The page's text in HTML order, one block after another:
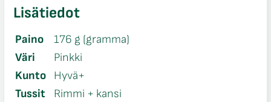
Lisätiedot
Paino
176 g (gramma)
Väri
Pinkki
Kunto
Hyvä+
Tussit
Rimmi + kansi